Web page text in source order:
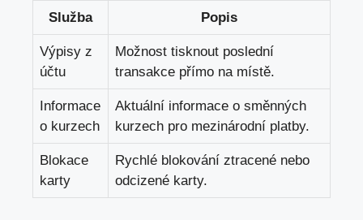
Služba Popis
Výpisy z
účtu
Možnost tisknout poslední
transakce přímo na místě.
Informace
o kurzech
Aktuální informace o směnných
kurzech pro mezinárodní platby.
Blokace
karty
Rychlé blokování ztracené nebo
odcizené karty.